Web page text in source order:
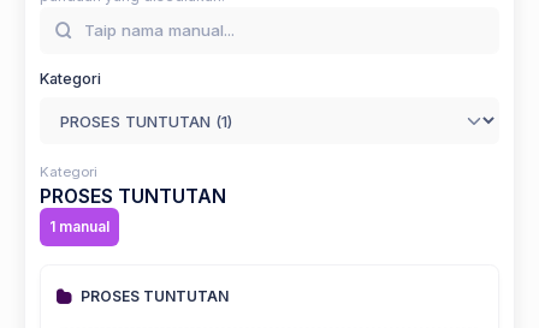
Kategori
Kategori
PROSES TUNTUTAN
1 manual
PROSES TUNTUTAN